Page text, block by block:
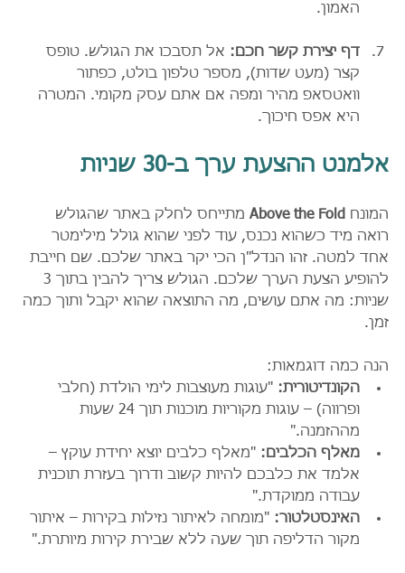
האמון.
דף יצירת קשר חכם: אל תסבכו את הגולש. טופס
קצר (מעט שדות), מספר טלפון בולט, כפתור
וואטסאפ מהיר ומפה אם אתם עסק מקומי. המטרה
היא אפס חיכוך.
אלמנט ההצעת ערך ב-30 שניות
המונח Above the Fold מתייחס לחלק באתר שהגולש
רואה מיד כשהוא נכנס, עוד לפני שהוא גולל מילימטר
אחד למטה. זהו הנדל"ן הכי יקר באתר שלכם. שם חייבת
שניות: מה אתם עושים, מה התוצאה שהוא יקבל ותוך כמה
זמן.
הנה כמה דוגמאות:
הקונדיטורית: "עוגות מעוצבות לימי הולדת (חלבי
ופרווה) – עוגות מקוריות מוכנות תוך 24 שעות
מההזמנה."
מאלף הכלבים: "מאלף כלבים יוצא יחידת עוקץ –
אלמד את כלבכם להיות קשוב ודרוך בעזרת תוכנית
עבודה ממוקדת."
האינסטלטור: "מומחה לאיתור נזילות בקירות – איתור
מקור הדליפה תוך שעה ללא שבירת קירות מיותרת."